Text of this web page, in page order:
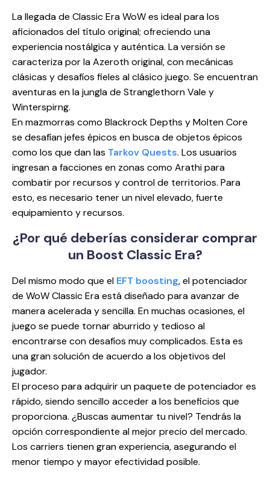
La llegada de Classic Era WoW es ideal para los
aficionados del título original; ofreciendo una
experiencia nostálgica y auténtica. La versión se
caracteriza por la Azeroth original, con mecánicas
clásicas y desafíos fieles al clásico juego. Se encuentran
aventuras en la jungla de Stranglethorn Vale y
Winterspirng.
En mazmorras como Blackrock Depths y Molten Core
se desafían jefes épicos en busca de objetos épicos
como los que dan las Tarkov Quests. Los usuarios
ingresan a facciones en zonas como Arathi para
combatir por recursos y control de territorios. Para
esto, es necesario tener un nivel elevado, fuerte
equipamiento y recursos.
¿Por qué deberías considerar comprar
un Boost Classic Era?
Del mismo modo que el EFT boosting, el potenciador
de WoW Classic Era está diseñado para avanzar de
manera acelerada y sencilla. En muchas ocasiones, el
juego se puede tornar aburrido y tedioso al
encontrarse con desafíos muy complicados. Esta es
una gran solución de acuerdo a los objetivos del
jugador.
El proceso para adquirir un paquete de potenciador es
rápido, siendo sencillo acceder a los beneficios que
proporciona. ¿Buscas aumentar tu nivel? Tendrás la
opción correspondiente al mejor precio del mercado.
Los carriers tienen gran experiencia, asegurando el
menor tiempo y mayor efectividad posible.